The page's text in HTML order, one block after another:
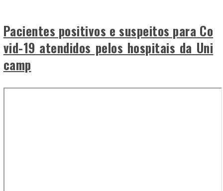
Pacientes positivos e suspeitos para Co
vid-19 atendidos pelos hospitais da Uni
camp